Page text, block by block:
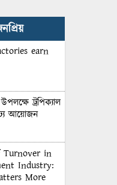
earn
ট্রপিক্যাল
আয়োজন
Turnover in
Industry:
More